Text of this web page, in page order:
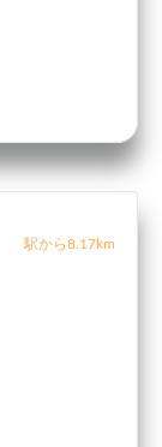
駅から8.17km